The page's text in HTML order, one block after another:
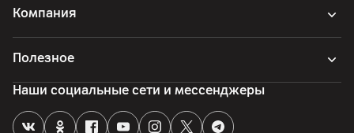
Компания
Полезное
Наши социальные сети и мессенджеры